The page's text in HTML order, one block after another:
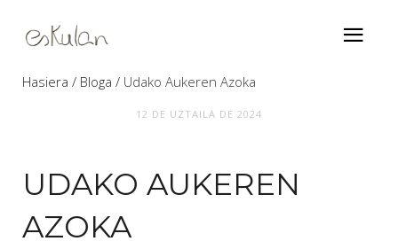
Hasiera Bloga Udako Aukeren Azoka
12 DE UZTAILA DE 2024
UDAKO AUKEREN
AZOKA